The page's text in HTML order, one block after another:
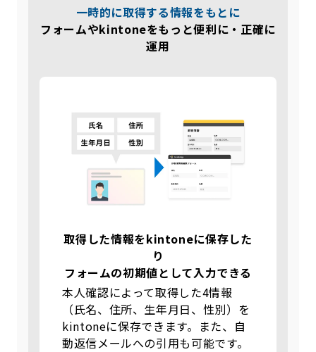
一時的に取得する情報をもとに
フォームやkintoneをもっと便利に・正確に
運用
取得した情報をkintoneに保存した
り
フォームの初期値として入力できる
本人確認によって取得した4情報
（氏名、住所、生年月日、性別）を
kintoneに保存できます。また、自
動返信メールへの引用も可能です。